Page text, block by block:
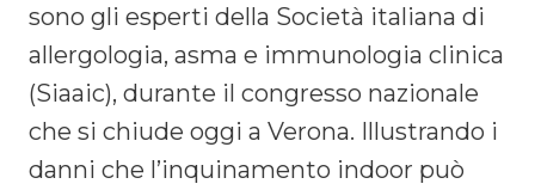
sono gli esperti della Società italiana di
allergologia, asma e immunologia clinica
(Siaaic), durante il congresso nazionale
che si chiude oggi a Verona. Illustrando i
danni che l’inquinamento indoor può